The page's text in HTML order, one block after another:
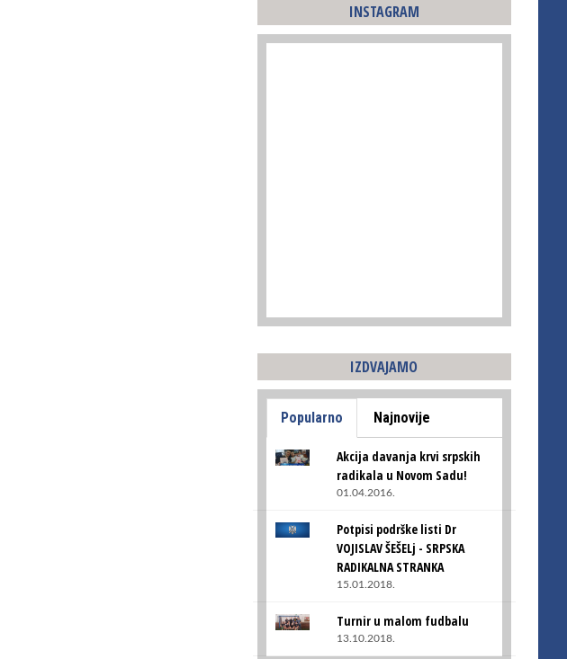
INSTAGRAM
IZDVAJAMO
Popularno Najnovije
Akcija davanja krvi srpskih
radikala u Novom Sadu!
01.04.2016.
Potpisi podrške listi Dr
VOJISLAV ŠEŠELj - SRPSKA
RADIKALNA STRANKA
15.01.2018.
Turnir u malom fudbalu
13.10.2018.